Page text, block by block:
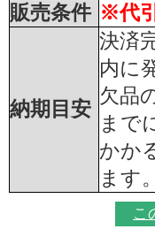
販売条件 ※代
納期目安
決済
内に
欠品
まで
かか
ます。
こ